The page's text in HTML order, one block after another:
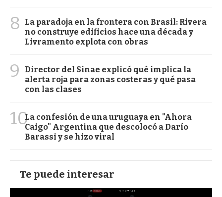
8
La paradoja en la frontera con Brasil: Rivera
no construye edificios hace una década y
Livramento explota con obras
9
Director del Sinae explicó qué implica la
alerta roja para zonas costeras y qué pasa
con las clases
10La confesión de una uruguaya en "Ahora
Caigo" Argentina que descolocó a Darío
Barassi y se hizo viral
Te puede interesar